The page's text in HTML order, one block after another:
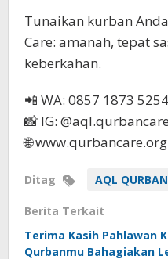
Tunaikan kurban
Care: amanah, tepat
keberkahan.
📲 WA: 0857 1873 5254
📸 IG: @aql.qurbancare
🌐 www.qurbancare.org
Ditag AQL
Berita Terkait
Terima Kasih Pahlawan
Qurbanmu Bahagiakan